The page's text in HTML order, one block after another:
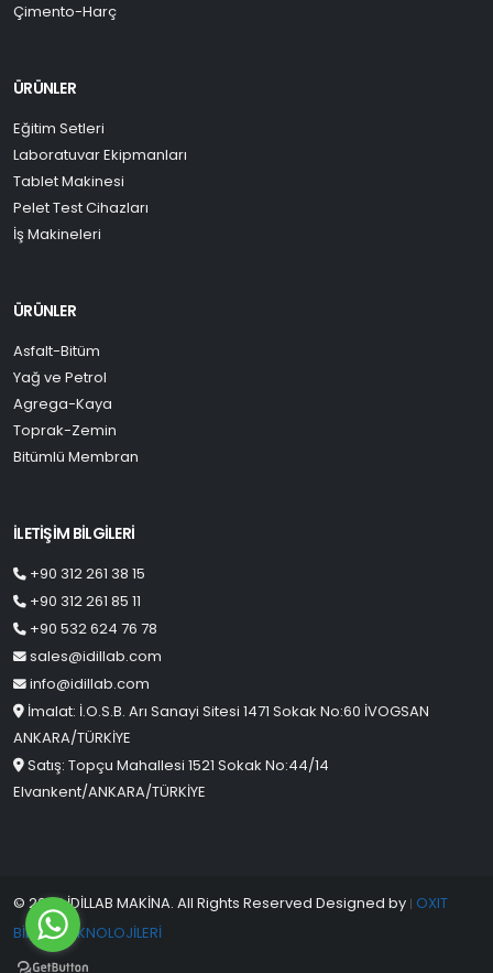
Çimento-Harç
ÜRÜNLER
Eğitim Setleri
Laboratuvar Ekipmanları
Tablet Makinesi
Pelet Test Cihazları
İş Makineleri
ÜRÜNLER
Asfalt-Bitüm
Yağ ve Petrol
Agrega-Kaya
Toprak-Zemin
Bitümlü Membran
İLETİŞİM BİLGİLERİ
+90 312 261 38 15
+90 312 261 85 11
+90 532 624 76 78
sales@idillab.com
info@idillab.com
İmalat: İ.O.S.B. Arı Sanayi Sitesi 1471 Sokak No:60 İVOGSAN
ANKARA/TÜRKİYE
Satış: Topçu Mahallesi 1521 Sokak No:44/14
Elvankent/ANKARA/TÜRKİYE
© 2023 İDİLLAB MAKİNA. All Rights Reserved Designed by | OXIT
BİLİŞİM TEKNOLOJİLERİ